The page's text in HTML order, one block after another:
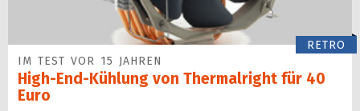
RETRO
IM TEST VOR 15 JAHREN
High-End-Kühlung von Thermalright für 40
Euro